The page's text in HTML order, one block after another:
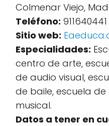
Colmenar Viejo,
Teléfono: 911640441
Sitio web:
Especialidades:
centro de arte,
de audio visual,
de baile, escuela
musical.
Datos a tener en